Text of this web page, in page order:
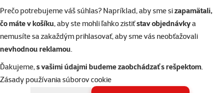
Prečo potrebujeme váš súhlas? Napríklad, aby sme sizapamätali,
čo máte v košíku, aby ste mohli ľahko zistiťstav objednávkya
nemusíte sa zakaždým prihlasovať, aby sme vás neobťažovali
nevhodnou reklamou.
Ďakujeme,s vašimi údajmi budeme zaobchádzať s rešpektom.
Zásady používania súborov cookie
Prospera Plus Junior
pochúťka kolieska z
kačacieho mäsa 230 g
Hodnotenie 0%
8,89 €
Licky Snack s tekvicou a
Hodnotenie 0%
Licky